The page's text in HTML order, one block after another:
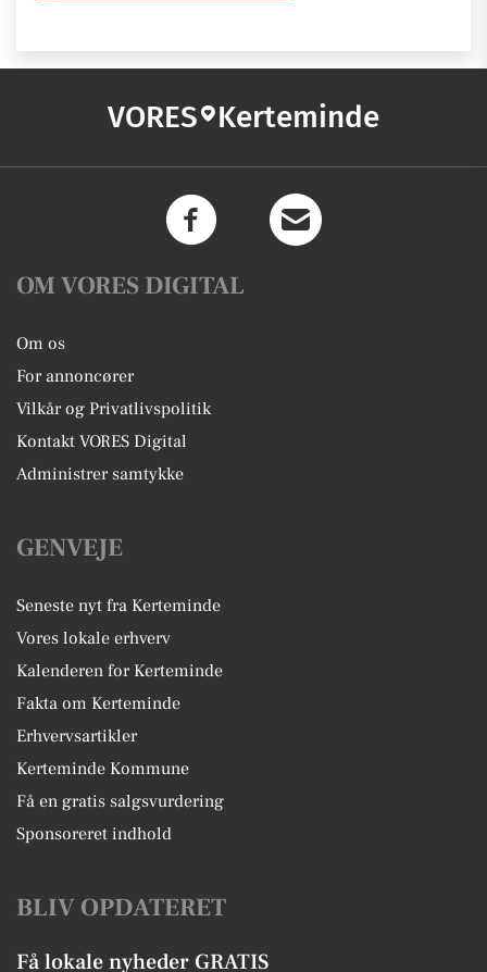
VORES Kerteminde
OM VORES DIGITAL
Om os
For annoncører
Vilkår og Privatlivspolitik
Kontakt VORES Digital
Administrer samtykke
GENVEJE
Seneste nyt fra Kerteminde
Vores lokale erhverv
Kalenderen for Kerteminde
Fakta om Kerteminde
Erhvervsartikler
Kerteminde Kommune
Få en gratis salgsvurdering
Sponsoreret indhold
BLIV OPDATERET
Få lokale nyheder GRATIS